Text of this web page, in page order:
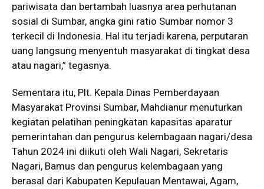
pariwisata dan bertambah luasnya area perhutanan
sosial di Sumbar, angka gini ratio Sumbar nomor 3
terkecil di Indonesia. Hal itu terjadi karena, perputaran
uang langsung menyentuh masyarakat di tingkat desa
atau nagari,” tegasnya.
Sementara itu, Plt. Kepala Dinas Pemberdayaan
Masyarakat Provinsi Sumbar, Mahdianur menuturkan
kegiatan pelatihan peningkatan kapasitas aparatur
pemerintahan dan pengurus kelembagaan nagari/desa
Tahun 2024 ini diikuti oleh Wali Nagari, Sekretaris
Nagari, Bamus dan pengurus kelembagaan yang
berasal dari Kabupaten Kepulauan Mentawai, Agam,